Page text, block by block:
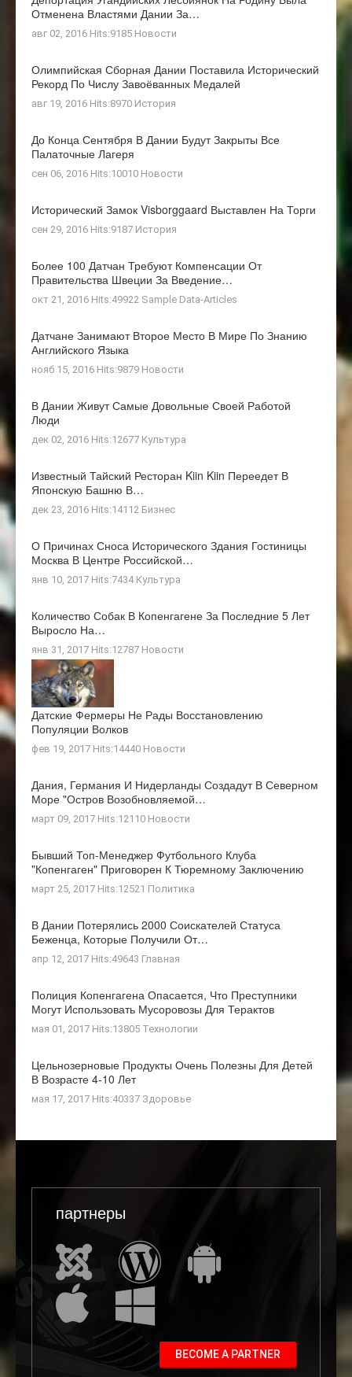
Отменена Властями Дании За…
авг 02, 2016 Hits:9185 Новости
Олимпийская Сборная Дании Поставила Исторический
Рекорд По Числу Завоёванных Медалей
авг 19, 2016 Hits:8970 История
До Конца Сентября В Дании Будут Закрыты Все
Палаточные Лагеря
сен 06, 2016 Hits:10010 Новости
Исторический Замок Visborggaard Выставлен На Торги
сен 29, 2016 Hits:9187 История
Более 100 Датчан Требуют Компенсации От
Правительства Швеции За Введение…
окт 21, 2016 Hits:49922 Sample Data-Articles
Датчане Занимают Второе Место В Мире По Знанию
Английского Языка
нояб 15, 2016 Hits:9879 Новости
В Дании Живут Самые Довольные Своей Работой
Люди
дек 02, 2016 Hits:12677 Культура
Известный Тайский Ресторан Kiin Kiin Переедет В
Японскую Башню В…
дек 23, 2016 Hits:14112 Бизнес
О Причинах Сноса Исторического Здания Гостиницы
Москва В Центре Российской…
янв 10, 2017 Hits:7434 Культура
Количество Собак В Копенгагене За Последние 5 Лет
Выросло На…
янв 31, 2017 Hits:12787 Новости
Датские Фермеры Не Рады Восстановлению
Популяции Волков
фев 19, 2017 Hits:14440 Новости
Дания, Германия И Нидерланды Создадут В Северном
Море "остров Возобновляемой…
март 09, 2017 Hits:12110 Новости
Бывший Топ-Менеджер Футбольного Клуба
"Копенгаген" Приговорен К Тюремному Заключению
март 25, 2017 Hits:12521 Политика
В Дании Потерялись 2000 Соискателей Статуса
Беженца, Которые Получили От…
апр 12, 2017 Hits:49643 Главная
Полиция Копенгагена Опасается, Что Преступники
Могут Использовать Мусоровозы Для Терактов
мая 01, 2017 Hits:13805 Технологии
Цельнозерновые Продукты Очень Полезны Для Детей
В Возрасте 4-10 Лет
мая 17, 2017 Hits:40337 Здоровье
партнеры
BECOME A PARTNER